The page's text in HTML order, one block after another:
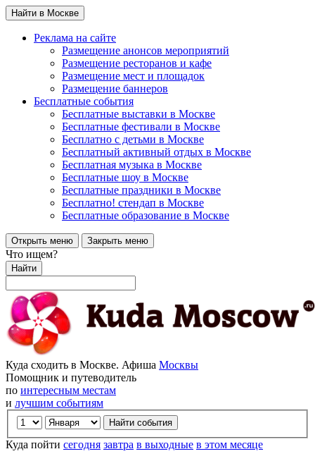
Найти в Москве
Реклама на сайте
Размещение анонсов мероприятий
Размещение ресторанов и кафе
Размещение мест и площадок
Размещение баннеров
Бесплатные события
Бесплатные выставки в Москве
Бесплатные фестивали в Москве
Бесплатно с детьми в Москве
Бесплатный активный отдых в Москве
Бесплатная музыка в Москве
Бесплатные шоу в Москве
Бесплатные праздники в Москве
Бесплатно! стендап в Москве
Бесплатные образование в Москве
Открыть меню Закрыть меню
Что ищем?
Найти
Куда сходить в Москве. Афиша Москвы
Помощник и путеводитель
по интересным местам
и лучшим событиям
Куда пойти сегодня завтра в выходные в этом месяце